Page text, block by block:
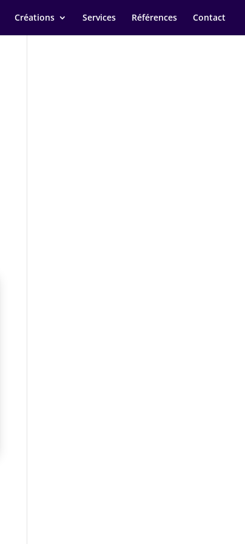
Créations Services Références Contact